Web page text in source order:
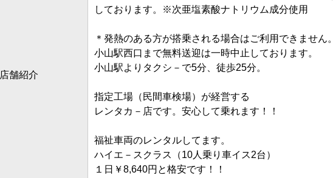
店舗紹介
しております。※次亜塩素酸ナトリウム成分使用
＊発熱のある方が搭乗される場合はご利用できません。
小山駅西口まで無料送迎は一時中止しております。
小山駅よりタクシ－で5分、徒歩25分。
指定工場（民間車検場）が経営する
レンタカ－店です。安心して乗れます！！
福祉車両のレンタルしてます。
ハイエ－スクラス（10人乗り車イス2台）
１日￥8,640円と格安です！！